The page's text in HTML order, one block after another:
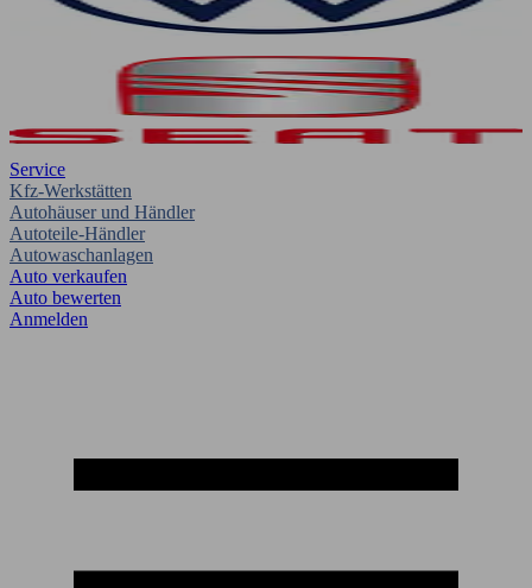
Service
Kfz-Werkstätten
Autohäuser und Händler
Autoteile-Händler
Autowaschanlagen
Auto verkaufen
Auto bewerten
Anmelden